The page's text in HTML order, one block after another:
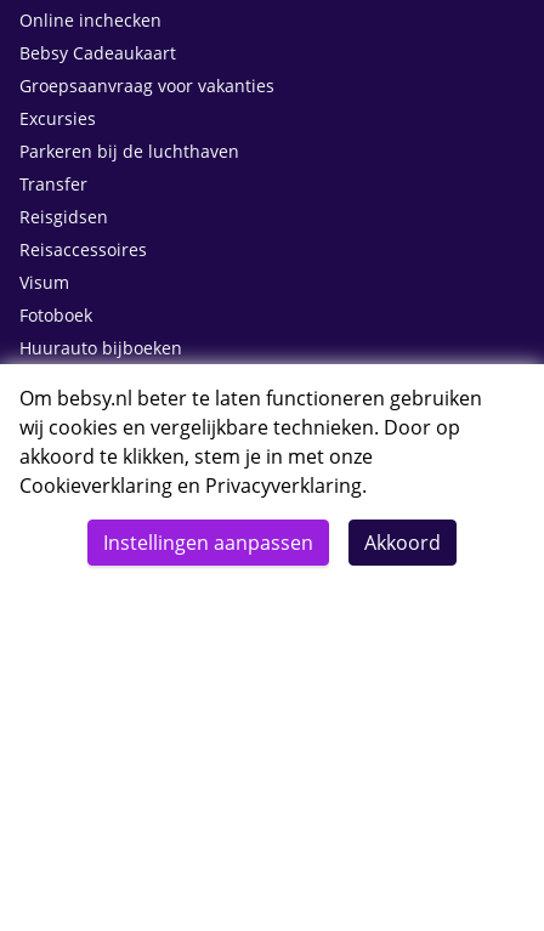
Online inchecken
Bebsy Cadeaukaart
Groepsaanvraag voor vakanties
Excursies
Parkeren bij de luchthaven
Transfer
Reisgidsen
Reisaccessoires
Visum
Fotoboek
Huurauto bijboeken
Contact
Om bebsy.nl beter te laten functioneren gebruiken
wij cookies en vergelijkbare technieken. Door op
akkoord te klikken, stem je in met onze
Cookieverklaring en Privacyverklaring.
Instellingen aanpassen Akkoord